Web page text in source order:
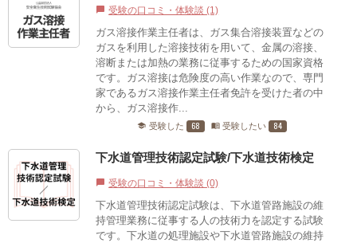
chat_bubble 受験の口コミ・体験談 (1)
ガス溶接作業主任者は、ガス集合溶接装置などの
ガスを利用した溶接技術を用いて、金属の溶接、
溶断または加熱の業務に従事するための国家資格
です。ガス溶接は危険度の高い作業なので、専門
家であるガス溶接作業主任者免許を受けた者の中
から、ガス溶接作...
school 受験した 68 menu_book 受験したい 84
下水道管理技術認定試験/下水道技術検定
chat_bubble 受験の口コミ・体験談 (0)
下水道管理技術認定試験は、下水道管路施設の維
持管理業務に従事する人の技術力を認定する試験
です。下水道の処理施設や下水道管路施設の維持